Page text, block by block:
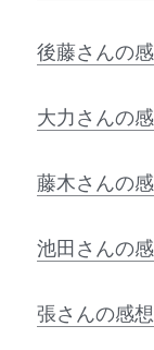
後藤さんの
大力さんの
藤木さんの
池田さんの
張さんの感